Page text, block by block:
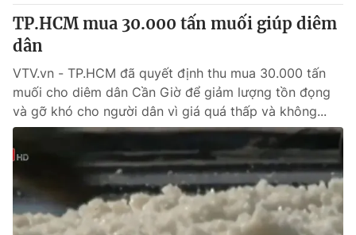
Cơ quan chủ quản:Đài Truyền hình Việt Nam
Cơ quan báo chí:
cấp ngày 29/12/2023
Tổng Biên tập:Vũ Thanh Thủy
Phó Tổng Biên tập:Nguyễn Thị Mỹ Hạnh, Phạm Quốc Thắng,
Tổng đài VTV: 024.38 355 931 - 024.38 355 932
Ðiện thoại Thời báo VTV:024.66 897 897
Email:toasoan@vtv.vn
Liên hệ quảng cáo:024-7300.7108
TP.HCM mua 30.000 tấn muối giúp diêm
dân
VTV.vn - TP.HCM đã quyết định thu mua 30.000 tấn
muối cho diêm dân Cần Giờ để giảm lượng tồn đọng
và gỡ khó cho người dân vì giá quá thấp và không...